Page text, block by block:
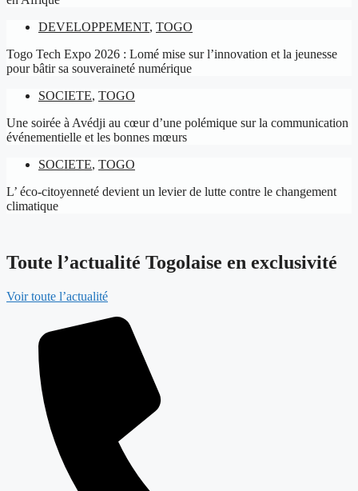
DEVELOPPEMENT, TOGO
Togo Tech Expo 2026 : Lomé mise sur l’innovation et la jeunesse
pour bâtir sa souveraineté numérique
SOCIETE, TOGO
Une soirée à Avédji au cœur d’une polémique sur la communication
événementielle et les bonnes mœurs
SOCIETE, TOGO
L’ éco-citoyenneté devient un levier de lutte contre le changement
climatique
Toute l’actualité Togolaise en exclusivité
Voir toute l’actualité